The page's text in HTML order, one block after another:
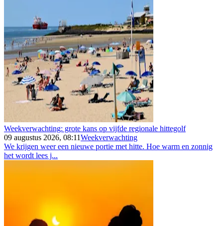
Weekverwachting: grote kans op vijfde regionale hittegolf
09 augustus 2026, 08:11Weekverwachting
We krijgen weer een nieuwe portie met hitte. Hoe warm en zonnig
het wordt lees j...